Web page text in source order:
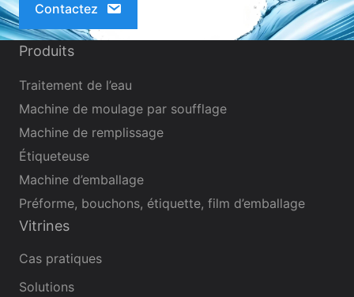
Contactez
Produits
Traitement de l’eau
Machine de moulage par soufflage
Machine de remplissage
Étiqueteuse
Machine d’emballage
Préforme, bouchons, étiquette, film d’emballage
Vitrines
Cas pratiques
Solutions